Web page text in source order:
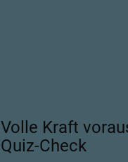
Volle Kraft
Quiz-Check